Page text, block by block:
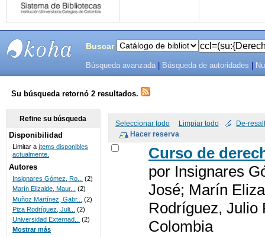
SISTEMAS
DE
BIBLIOTECAS
UNICOC
Buscar
Búsqueda avanzada Búsqueda de autoridades
Su búsqueda retornó 2 resultados.
Seleccionar todo Limpiar todo De-
Curso de
por Insignares
José; Marín
Rodríguez, Julio
Colombia
Refine su búsqueda
Disponibilidad
Limitar a ítems disponibles
actualmente.
Autores
Insignares Gómez, Ro...
(2)
Marín Elizalde, Maur... (2)
Muñoz Martínez, Gabr...
(2)
Piza Rodríguez, Juli...
(2)
Universidad Externad...
(2)
Mostrar más